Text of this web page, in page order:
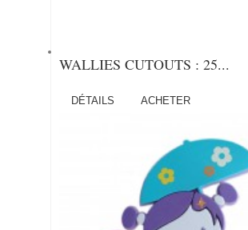
WALLIES CUTOUTS : 25...
DÉTAILS ACHETER